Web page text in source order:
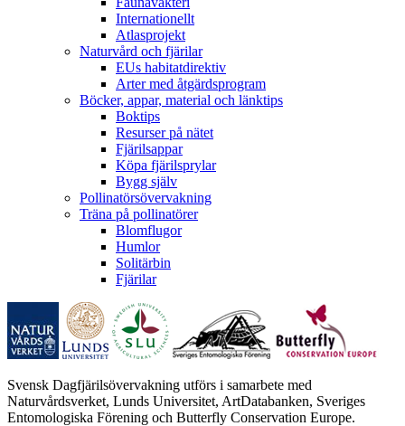
Internationellt
Atlasprojekt
Naturvård och fjärilar
EUs habitatdirektiv
Arter med åtgärdsprogram
Böcker, appar, material och länktips
Boktips
Resurser på nätet
Fjärilsappar
Köpa fjärilsprylar
Bygg själv
Pollinatörsövervakning
Träna på pollinatörer
Blomflugor
Humlor
Solitärbin
Fjärilar
Svensk Dagfjärilsövervakning utförs i samarbete med
Naturvårdsverket, Lunds Universitet, ArtDatabanken, Sveriges
Entomologiska Förening och Butterfly Conservation Europe.